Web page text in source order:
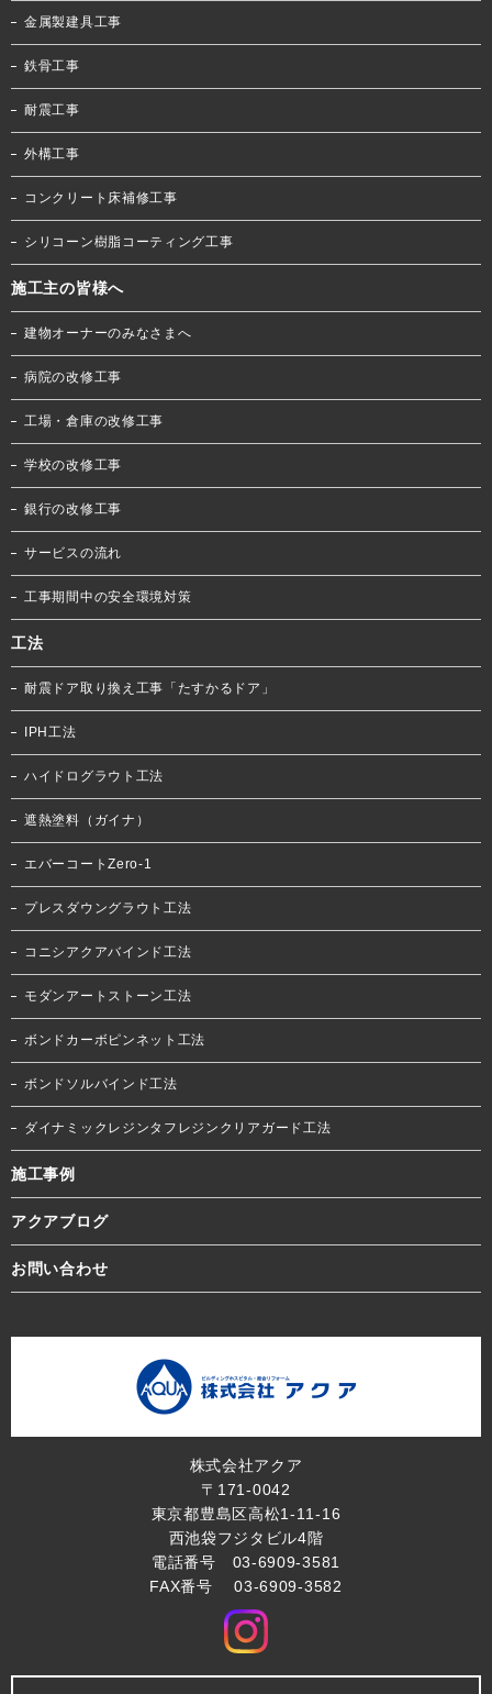
金属製建具工事
鉄骨工事
耐震工事
外構工事
コンクリート床補修工事
シリコーン樹脂コーティング工事
施工主の皆様へ
建物オーナーのみなさまへ
病院の改修工事
工場・倉庫の改修工事
学校の改修工事
銀行の改修工事
サービスの流れ
工事期間中の安全環境対策
工法
耐震ドア取り換え工事「たすかるドア」
IPH工法
ハイドログラウト工法
遮熱塗料（ガイナ）
エバーコートZero-1
プレスダウングラウト工法
コニシアクアバインド工法
モダンアートストーン工法
ボンドカーボピンネット工法
ボンドソルバインド工法
ダイナミックレジンタフレジンクリアガード工法
施工事例
アクアブログ
お問い合わせ
株式会社アクア
〒171-0042
東京都豊島区高松1-11-16
西池袋フジタビル4階
電話番号 03-6909-3581
FAX番号 03-6909-3582